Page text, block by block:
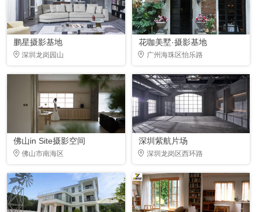
鹏星摄影基地
深圳龙岗园山
花咖美墅·摄影基地
广州海珠区怡乐路
佛山in Site摄影空间
佛山市南海区
深圳紫航片场
深圳龙岗区西环路